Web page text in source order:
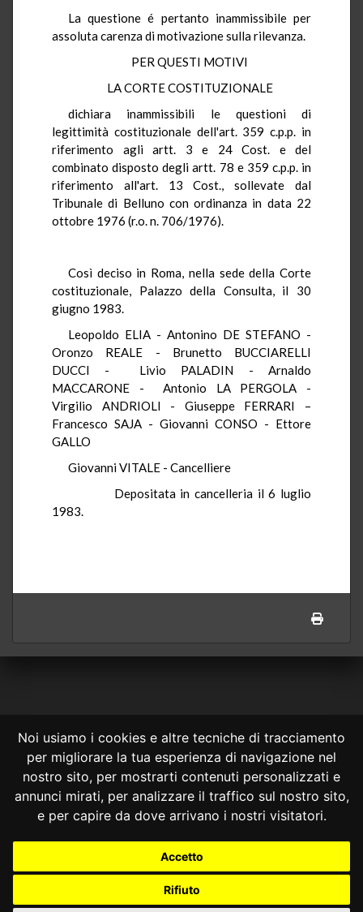
Noi usiamo i cookies e altre tecniche di tracciamento
per migliorare la tua esperienza di navigazione nel
nostro sito, per mostrarti contenuti personalizzati e
annunci mirati, per analizzare il traffico sul nostro sito,
e per capire da dove arrivano i nostri visitatori.
Accetto
Rifiuto
La questione é pertanto inammissibile per
assoluta carenza di motivazione sulla rilevanza.
PER QUESTI MOTIVI
LA CORTE COSTITUZIONALE
dichiara inammissibili le questioni di
legittimità costituzionale dell'art. 359 c.p.p. in
riferimento agli artt. 3 e 24 Cost. e del
combinato disposto degli artt. 78 e 359 c.p.p. in
riferimento all'art. 13 Cost., sollevate dal
Tribunale di Belluno con ordinanza in data 22
ottobre 1976 (r.o. n. 706/1976).
Così deciso in Roma, nella sede della Corte
costituzionale, Palazzo della Consulta, il 30
giugno 1983.
Leopoldo ELIA - Antonino DE STEFANO -
Oronzo REALE - Brunetto BUCCIARELLI
DUCCI - Livio PALADIN - Arnaldo
MACCARONE - Antonio LA PERGOLA -
Virgilio ANDRIOLI - Giuseppe FERRARI –
Francesco SAJA - Giovanni CONSO - Ettore
GALLO
Giovanni VITALE - Cancelliere
Depositata in cancelleria il 6 luglio
1983.
CONSULTA ONLINE DAL 1995 -NOTE LEGALI
Consulta OnLine non ha prodotto e non è responsabile per i contenuti e
le informazioni legali di siti collegati.
costituisce una relazione di consulenza legale.
Nessuno deve confidare o agire in base alle informazioni disponibili in
info@giurcost.org| Giurisprudenza Costituzionale|